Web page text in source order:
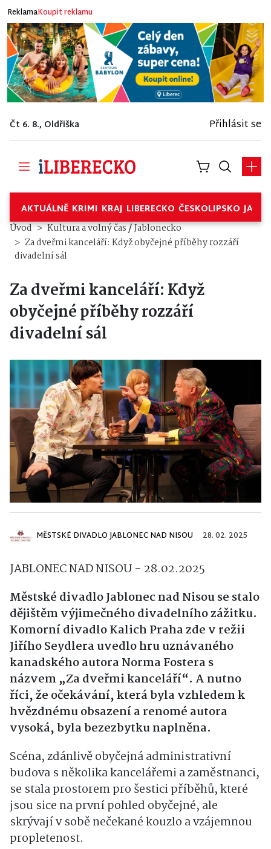
ReklamaKoupit reklamu
Čt 6. 8., Oldřiška Přihlásit se
AKTUÁLNĚ KRIMI KRAJ LIBERECKO ČESKOLIPSKO
Úvod Kultura a volný čas/Jablonecko
Za dveřmi kanceláří: Když obyčejné příběhy rozzáří
divadelní sál
Za dveřmi kanceláří: Když
obyčejné příběhy rozzáří
divadelní sál
MĚSTSKÉ DIVADLO JABLONEC NAD NISOU 28. 02. 2025
JABLONEC NAD NISOU - 28.02.2025
Městské divadlo Jablonec nad Nisou se stalo
dějištěm výjimečného divadelního zážitku.
Komorní divadlo Kalich Praha zde v režii
Jiřího Seydlera uvedlo hru uznávaného
kanadského autora Norma Fostera s
názvem „Za dveřmi kanceláří“. A nutno
říci, že očekávání, která byla vzhledem k
hvězdnému obsazení a renomé autora
vysoká, byla bezezbytku naplněna.
Scéna, zdánlivě obyčejná administrativní
budova s několika kancelářemi a zaměstnanci,
se stala prostorem pro šestici příběhů, které
jsou sice na první pohled obyčejné, ale
skrývají v sobě nečekané kouzlo a vzájemnou
propletenost.